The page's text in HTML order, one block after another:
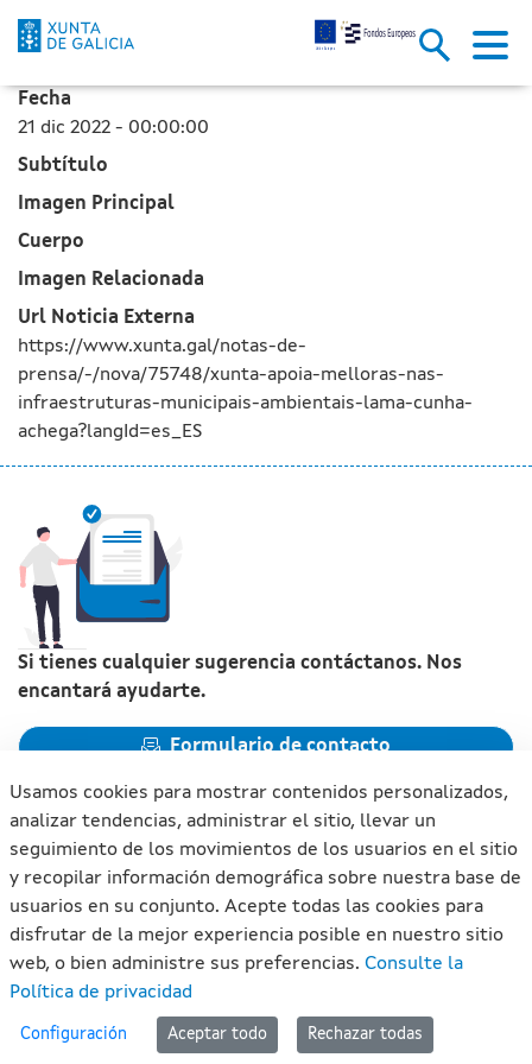
La Xunta apoya mejoras en
Saltar al contenido principal
Fecha
21 dic 2022 - 00:00:00
Subtítulo
Imagen Principal
Cuerpo
Imagen Relacionada
Url Noticia Externa
https://www.xunta.gal/notas-de-
prensa/-/nova/75748/xunta-apoia-melloras-nas-
infraestruturas-municipais-ambientais-lama-cunha-
achega?langId=es_ES
Si tienes cualquier sugerencia contáctanos. Nos
encantará ayudarte.
Formulario de contacto
Xunta de Galicia. Información mantenida y publicada en
internet por la Xunta de Galicia
Atención a la ciudadanía
Accesibilidad
Usamos cookies para mostrar contenidos personalizados,
analizar tendencias, administrar el sitio, llevar un
seguimiento de los movimientos de los usuarios en el sitio
y recopilar información demográfica sobre nuestra base de
usuarios en su conjunto. Acepte todas las cookies para
disfrutar de la mejor experiencia posible en nuestro sitio
web, o bien administre sus preferencias. Consulte la
Política de privacidad
Configuración Aceptar todo Rechazar todas